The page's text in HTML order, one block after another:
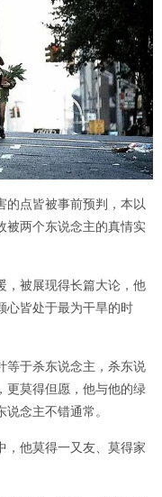
的点皆被事前预判，本以
被两个东说念主的真情实
，被展现得长篇大论，他
心皆处于最为干旱的时
等于杀东说念主，杀东说
更莫得但愿，他与他的绿
念主不错通常。
，他莫得一又友、莫得家